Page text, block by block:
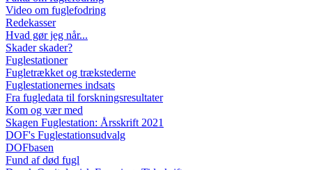
Video om fuglefodring
Redekasser
Hvad gør jeg når...
Skader skader?
Fuglestationer
Fugletrækket og trækstederne
Fuglestationernes indsats
Fra fugledata til forskningsresultater
Kom og vær med
Skagen Fuglestation: Årsskrift 2021
DOF's Fuglestationsudvalg
DOFbasen
Fund af død fugl